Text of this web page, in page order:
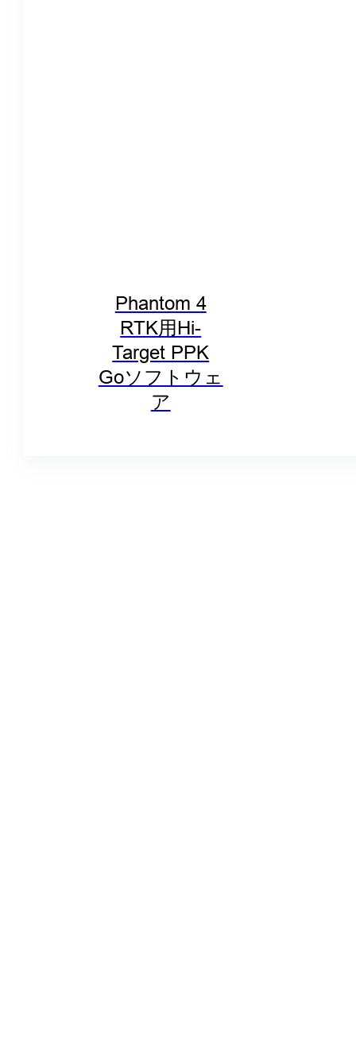
Phantom 4
RTK用Hi-
Target PPK
Goソフトウェ
ア